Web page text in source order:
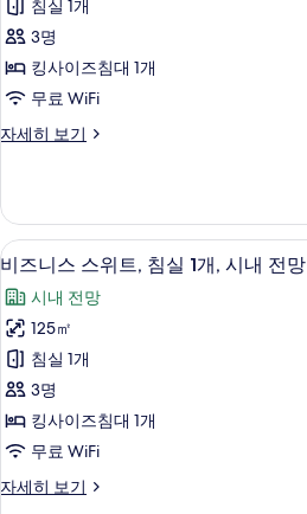
전
망
사
진
보
기
2
개,
시
내
전
히
보
기
스
위
트,
침
실
개,
시
내
전
망
사
진
모
두
보
침실 1개
3명
킹사이즈침대 1개
무료 WiFi
자세히 보기
디
위
트,
침
실
개,
시
내
전
망
자
세
보
비
즈
니
스
스
위
트,
침
실
8
비즈니스 스위트, 침실 1개, 시내 전망
시내 전망
125㎡
침실 1개
3명
킹사이즈침대 1개
무료 WiFi
자세히 보기
비